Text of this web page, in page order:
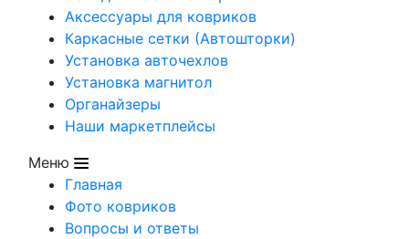
Аксессуары для ковриков
Каркасные сетки (Автошторки)
Установка авточехлов
Установка магнитол
Органайзеры
Наши маркетплейсы
Меню
Главная
Фото ковриков
Вопросы и ответы